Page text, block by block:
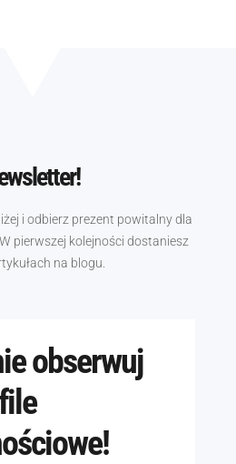
i odbierz prezent powitalny dla
pierwszej kolejności dostaniesz
na blogu.
obserwuj